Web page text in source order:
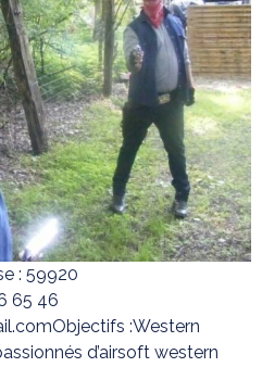
: 59920
65 46
:Western
d’airsoft western